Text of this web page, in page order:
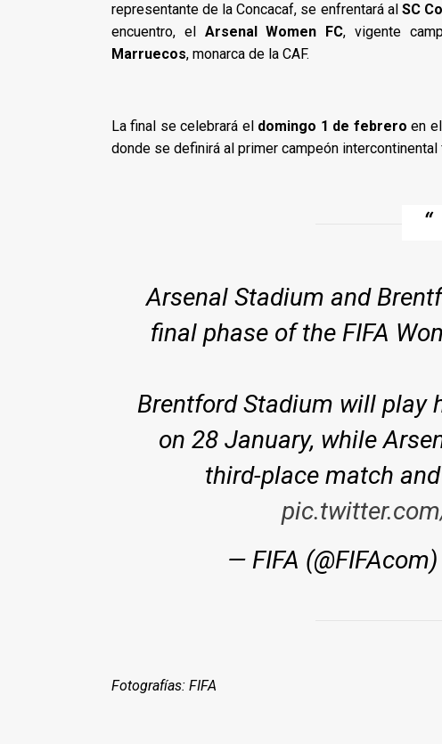
representante de la Concacaf, se enfrentará al SC
encuentro, el Arsenal Women FC, vigente
Marruecos, monarca de la CAF.
La final se celebrará el domingo 1 de febrero en el
donde se definirá al primer campeón
Arsenal Stadium and
final phase of the FIFA
Brentford Stadium will play
on 28 January, while
third-place match
— FIFA
Fotografías: FIFA